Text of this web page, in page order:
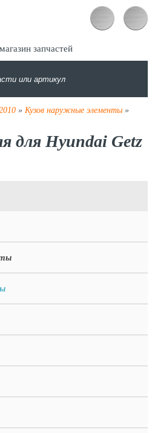
запчастей
» Кузов наружные элементы»
для Hyundai Getz